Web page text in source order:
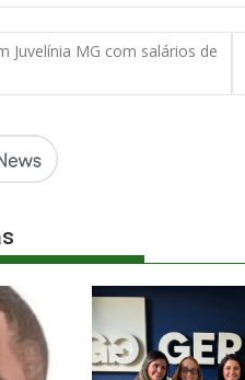
Juvelínia MG com salários de